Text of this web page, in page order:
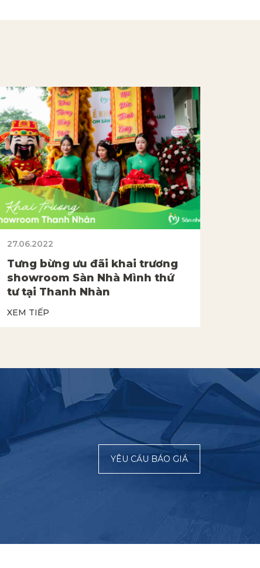
27.06.2022
Tưng bừng ưu đãi khai trương
showroom Sàn Nhà Mình thứ
tư tại Thanh Nhàn
XEM TIẾP
YÊU CẦU BÁO GIÁ